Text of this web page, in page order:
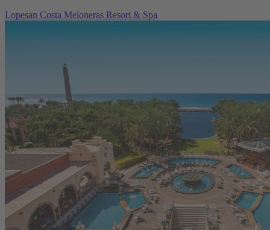
Lopesan Costa Meloneras Resort & Spa